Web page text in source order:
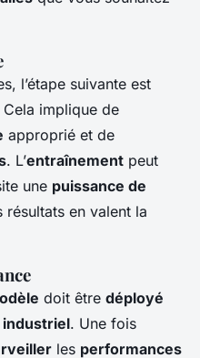
l’étape suivante est
Cela implique de
approprié et de
. L’entraînement peut
une puissance de
en valent la
doit être déployé
. Une fois
les performances